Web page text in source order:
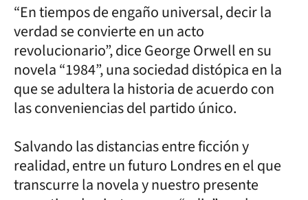
“En tiempos de engaño universal, decir la
verdad se convierte en un acto
revolucionario”, dice George Orwell en su
novela “1984”, una sociedad distópica en la
que se adultera la historia de acuerdo con
las conveniencias del partido único.
Salvando las distancias entre ficción y
realidad, entre un futuro Londres en el que
transcurre la novela y nuestro presente